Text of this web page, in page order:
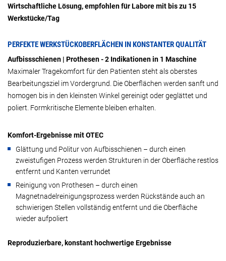
Wirtschaftliche Lösung, empfohlen für Labore mit bis zu 15
Werkstücke/Tag
PERFEKTE WERKSTÜCKOBERFLÄCHEN IN KONSTANTER QUALITÄT
Aufbissschienen | Prothesen - 2 Indikationen in 1 Maschine
Maximaler Tragekomfort für den Patienten steht als oberstes
Bearbeitungsziel im Vordergrund. Die Oberflächen werden sanft und
homogen bis in den kleinsten Winkel gereinigt oder geglättet und
poliert. Formkritische Elemente bleiben erhalten.
Komfort-Ergebnisse mit OTEC
Glättung und Politur von Aufbisschienen – durch einen
zweistufigen Prozess werden Strukturen in der Oberfläche restlos
entfernt und Kanten verrundet
Reinigung von Prothesen – durch einen
Magnetnadelreinigungsprozess werden Rückstände auch an
schwierigen Stellen vollständig entfernt und die Oberfläche
wieder aufpoliert
Reproduzierbare, konstant hochwertige Ergebnisse